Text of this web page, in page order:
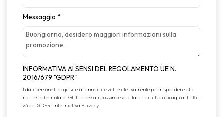
Messaggio *
INFORMATIVA AI SENSI DEL REGOLAMENTO UE N.
2016/679 "GDPR"
I dati personali acquisiti saranno utilizzati esclusivamente per rispondere alla
richiesta formulata. Gli Interessati possono esercitare i diritti di cui agli artt. 15 -
23 del GDPR. Informativa Privacy.